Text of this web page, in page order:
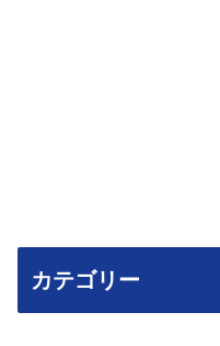
カテゴリー